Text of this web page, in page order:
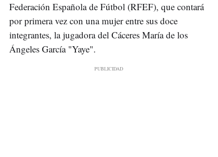
Federación Española de Fútbol (RFEF), que contará
por primera vez con una mujer entre sus doce
integrantes, la jugadora del Cáceres María de los
Ángeles García "Yaye".